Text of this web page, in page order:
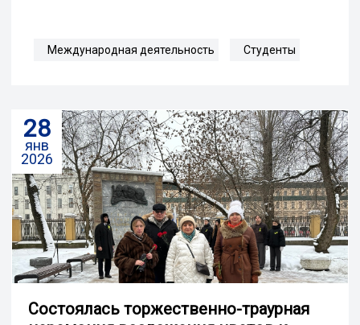
Международная деятельность Студенты
28
янв
2026
Cостоялась торжественно-траурная